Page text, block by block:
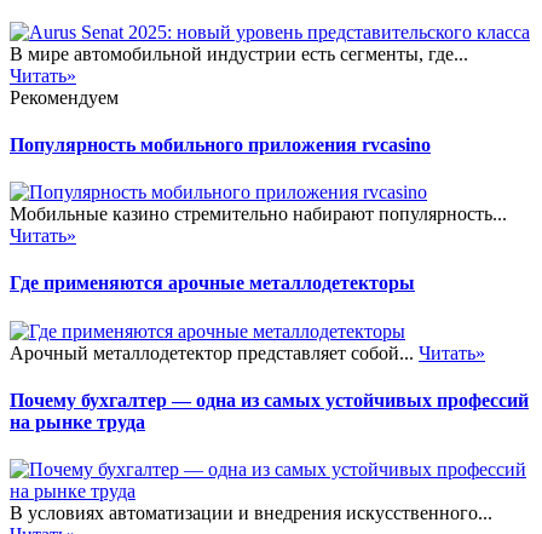
В мире автомобильной индустрии есть сегменты, где...
Читать»
Рекомендуем
Популярность мобильного приложения rvcasino
Мобильные казино стремительно набирают популярность...
Читать»
Где применяются арочные металлодетекторы
Арочный металлодетектор представляет собой... Читать»
Почему бухгалтер — одна из самых устойчивых профессий
на рынке труда
В условиях автоматизации и внедрения искусственного...